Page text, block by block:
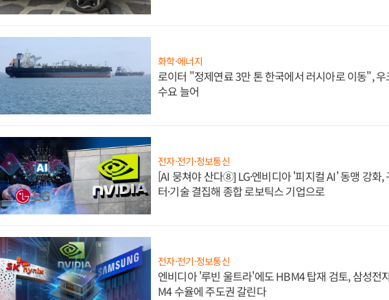
화학·에너지
로이터 "정제연료 3만 톤 한국에서 러시아로 이동",
수요 늘어
전자·전기·정보통신
[AI 뭉쳐야 산다⑧] LG·엔비디아 '피지컬 AI' 동맹 강화,
터·기술 결집해 종합 로보틱스 기업으로
전자·전기·정보통신
엔비디아 '루빈 울트라'에도 HBM4 탑재 검토, 삼성전
M4 수율에 주도권 갈린다